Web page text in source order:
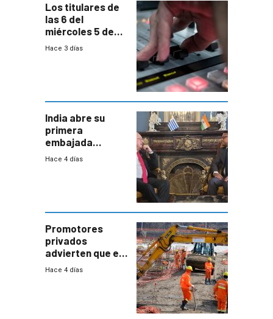
Los titulares de
las 6 del
miércoles 5 de
agosto de 2026
Hace 3 días
India abre su
primera
embajada
residente en
enorme
potencial
Hace 4 días
Promotores
privados
advierten que el
nuevo convenio
Hace 4 días